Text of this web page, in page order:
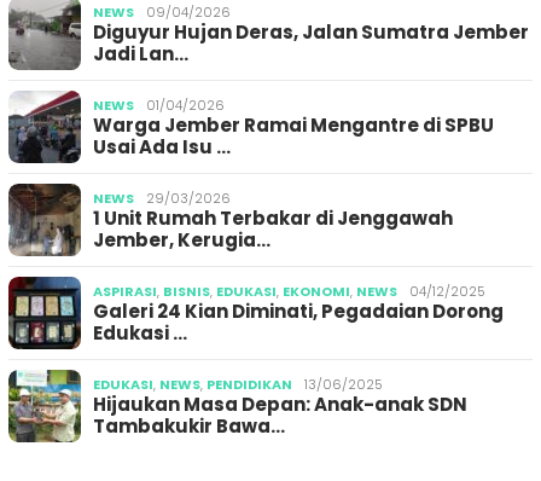
NEWS 09/04/2026
Diguyur Hujan Deras, Jalan Sumatra Jember
Jadi Lan…
NEWS 01/04/2026
Warga Jember Ramai Mengantre di SPBU
Usai Ada Isu …
NEWS 29/03/2026
1 Unit Rumah Terbakar di Jenggawah
Jember, Kerugia…
ASPIRASI, BISNIS, EDUKASI, EKONOMI, NEWS 04/12/2025
Galeri 24 Kian Diminati, Pegadaian Dorong
Edukasi …
EDUKASI, NEWS, PENDIDIKAN 13/06/2025
Hijaukan Masa Depan: Anak-anak SDN
Tambakukir Bawa…